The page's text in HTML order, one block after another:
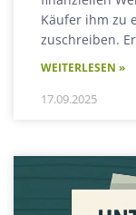
Käufer ihm zu
zuschreiben.
WEITERLESEN »
17.09.2025